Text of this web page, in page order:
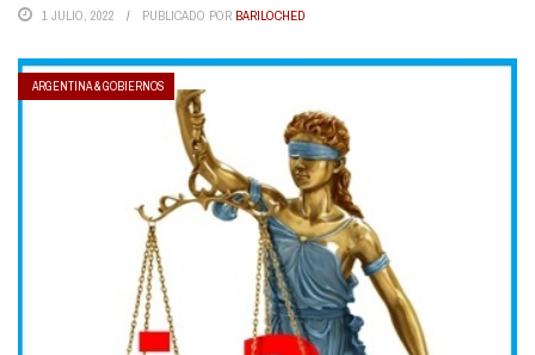
1 JULIO, 2022 PUBLICADO POR BARILOCHED
ARGENTINA & GOBIERNOS